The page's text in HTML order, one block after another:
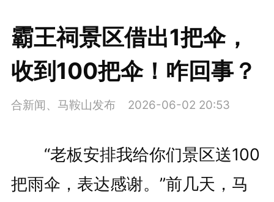
霸王祠景区借出1把伞，
收到100把伞！咋回事？
合新闻、马鞍山发布 2026-06-02 20:53
“老板安排我给你们景区送100
把雨伞，表达感谢。”前几天，马